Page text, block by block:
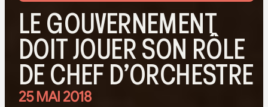
LE GOUVERNEMENT
DOIT JOUER SON RÔLE
DE CHEF D’ORCHESTRE
25 MAI 2018